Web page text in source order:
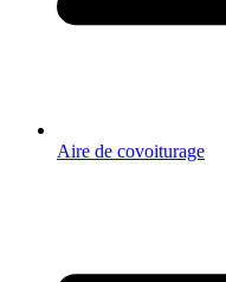
Aire de covoiturage